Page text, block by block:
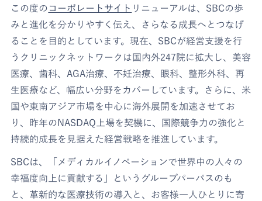
この度の コーポレートサイト リニューアルは、SBCの歩
みと進化を分かりやすく伝え、さらなる成長へとつなげ
ることを目的としています。現在、SBCが経営支援を行
うクリニックネットワークは国内外247院に拡大し、美容
医療、歯科、AGA治療、不妊治療、眼科、整形外科、再
生医療など、幅広い分野をカバーしています。さらに、米
国や東南アジア市場を中心に海外展開を加速させてお
り、昨年のNASDAQ上場を契機に、国際競争力の強化と
持続的成長を見据えた経営戦略を推進しています。
SBCは、「メディカルイノベーションで世界中の人々の
幸福度向上に貢献する」というグループパーパスのも
と、革新的な医療技術の導入と、お客様一人ひとりに寄